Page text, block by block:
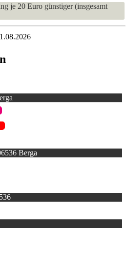
je 20 Euro günstiger (insgesamt
Berga